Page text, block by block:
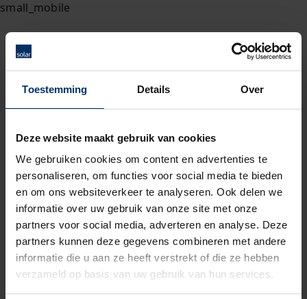
Toestemming Details Over
Deze website maakt gebruik van cookies
We gebruiken cookies om content en advertenties te
personaliseren, om functies voor social media te bieden
en om ons websiteverkeer te analyseren. Ook delen we
informatie over uw gebruik van onze site met onze
partners voor social media, adverteren en analyse. Deze
partners kunnen deze gegevens combineren met andere
informatie die u aan ze heeft verstrekt of die ze hebben
verzameld op basis van uw gebruik van hun services.